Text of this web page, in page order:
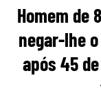
Homem de
negar-lhe
após 45